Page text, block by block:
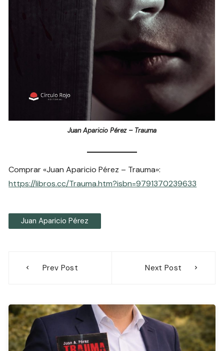
Juan Aparicio Pérez – Trauma
Comprar «Juan Aparicio Pérez – Trauma»:
https://libros.cc/Trauma.htm?isbn=9791370239633
Juan Aparicio Pérez
Prev Post Next Post